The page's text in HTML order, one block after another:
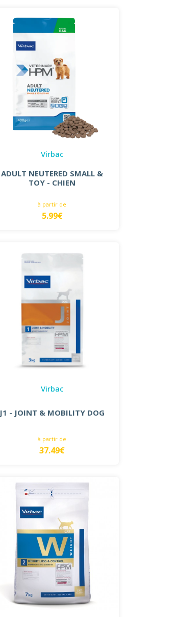
Virbac
ADULT NEUTERED SMALL &
TOY - CHIEN
à partir de
5.99€
Virbac
J1 - JOINT & MOBILITY DOG
à partir de
37.49€